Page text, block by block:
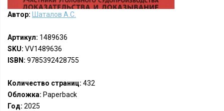
Автор: Шаталов А.С.
Артикул: 1489636
SKU: VV1489636
ISBN: 9785392428755
Количество страниц: 432
Обложка: Paperback
Год: 2025